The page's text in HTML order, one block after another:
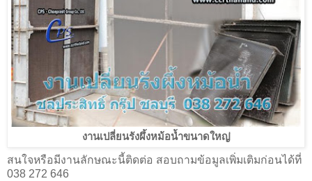
งานเปลี่ยนรังผึ้งหม้อน้ำขนาดใหญ่
สนใจหรือมีงานลักษณะนี้ติดต่อ สอบถามข้อมูลเพิ่มเติมก่อนได้ที่
038 272 646